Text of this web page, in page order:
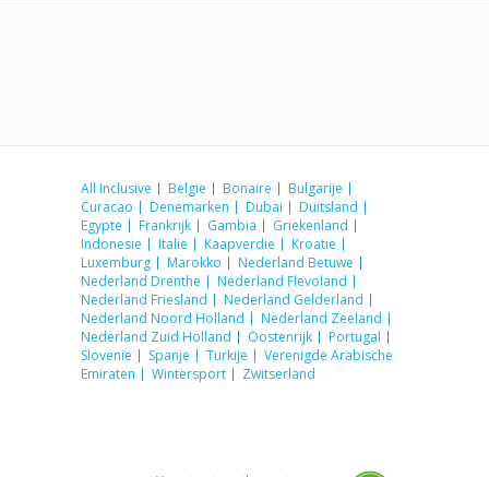
All Inclusive Belgie Bonaire
Bulgarije
Curacao
Denemarken Dubai
Duitsland
Egypte
Frankrijk Gambia
Griekenland
Indonesie
Italie Kaapverdie
Kroatie
Luxemburg
Marokko
Nederland Betuwe
Nederland Drenthe
Nederland Flevoland
Nederland Friesland
Nederland Gelderland
Nederland Noord Holland
Nederland Zeeland
Nederland Zuid Holland
Oostenrijk
Portugal
Slovenie
Spanje Turkije
Verenigde Arabische
Emiraten
Wintersport Zwitserland